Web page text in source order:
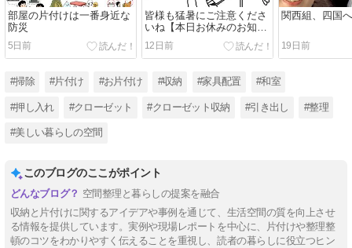
部屋の片付けは一番身近な
防災
5日前
皆様も猛暑にご注意くださ
いね【本日お休みのお知ら
12日前
関西組、四国
19日前
#掃除 #片付け #お片付け #収納 #家具配置 #和室
#押し入れ #クローゼット #クローゼット収納 #引き出し #整理
#美しい暮らしの空間
このブログのここがポイント
空間整理と暮らしの提案を融合
収納と片付けに関するアイデアや事例を通じて、生活空間の質を向上させ
る情報を提供しています。実例や現場レポートを中心に、片付けや整理整
頓のコツをわかりやすく伝えることを重視し、読者の暮らしに役立つヒン